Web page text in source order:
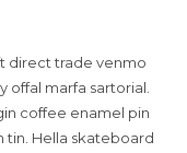
direct trade venmo
marfa sartorial.
coffee enamel pin
tin. Hella skateboard